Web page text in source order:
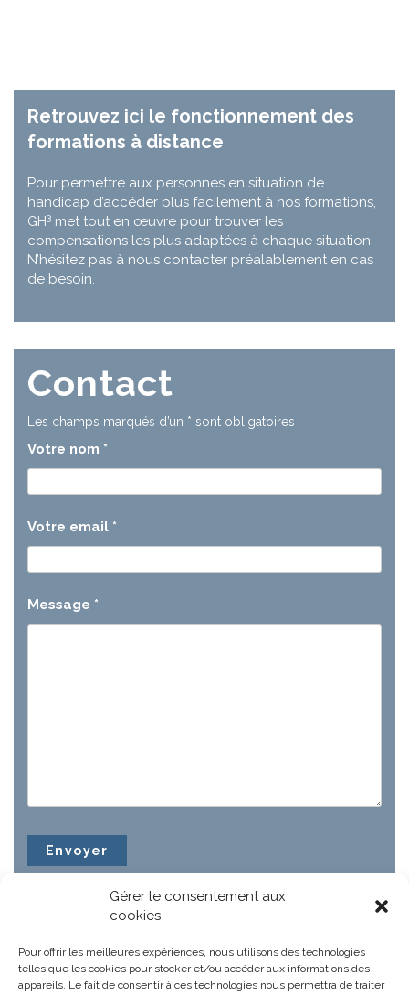
Gérer le consentement aux
cookies
Pour offrir les meilleures expériences, nous utilisons des technologies
telles que les cookies pour stocker et/ou accéder aux informations des
appareils. Le fait de consentir à ces technologies nous permettra de traiter
Retrouvez ici le fonctionnement des
formations à distance
Pour permettre aux personnes en situation de
handicap d’accéder plus facilement à nos formations,
GH3 met tout en œuvre pour trouver les
compensations les plus adaptées à chaque situation.
N’hésitez pas à nous contacter préalablement en cas
de besoin.
Contact
Les champs marqués d’un * sont obligatoires
Votre nom *
Votre email *
Message *